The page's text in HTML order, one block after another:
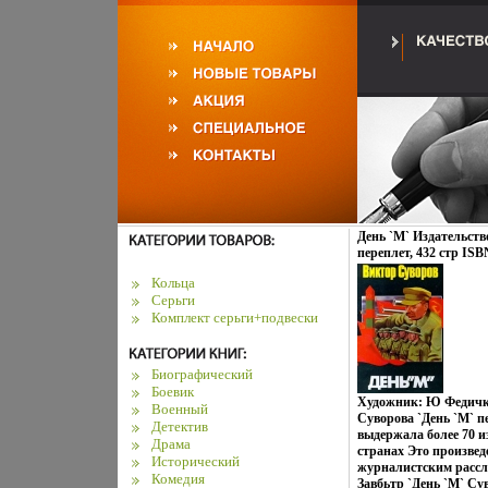
Кольца
Серьги
Комплект серьги+подвески
Биографический
Боевик
Военный
Детектив
Драма
Исторический
Комедия
День `М`
переплет, 432 стр
007645-2 Тираж:
(~220x240 мм) инфо
Художник: Ю
Суворова `День `М`
выдержала более 70
странах Это
журналистским
Завбьтр `День `М`